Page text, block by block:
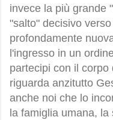
invece la più grande
"salto" decisivo
profondamente
l'ingresso in un
partecipi con il
riguarda anzitutto
anche noi che lo
la famiglia umana,